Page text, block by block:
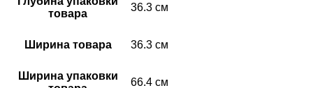
комплекте:
соответствие:
прямоугольного сечения
Поверхность:
товара
36.3 см
Ширина товара 36.3 см
Ширина упаковки
66.4 см